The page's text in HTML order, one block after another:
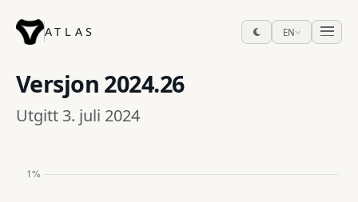
ATLAS EN
Versjon 2024.26
Utgitt 3. juli 2024